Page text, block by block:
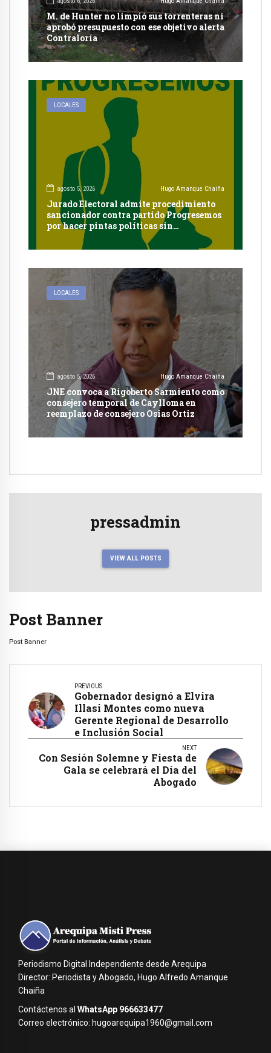
M. de Hunter no limpió sus torrenteras ni
aprobó presupuesto con ese objetivo alerta
Contraloría
LOCALES
agosto 5, 2026 Hugo Amanque Chaiña
Jurado Electoral admite procedimiento
sancionador contra partido Progresemos
por hacer pintas políticas sin
autorización en Cayma
LOCALES
agosto 5, 2026 Hugo Amanque Chaiña
JNE convoca a Rigoberto Sarmiento como
consejero temporal de Caylloma en
reemplazo de consejero Osias Ortiz
pressadmin
VIEW ALL POSTS
Post Banner
Post Banner
PREVIOUS
Gobernador designó a Elvira
Illasi Montes como nueva
Gerente Regional de Desarrollo
e Inclusión Social
NEXT
Con Sesión Solemne y Fiesta de
Gala se celebrará el Día del
Abogado
Periodismo Digital Independiente desde Arequipa
Director: Periodista y Abogado, Hugo Alfredo Amanque
Chaiña
Contáctenos al WhatsApp 966633477
Correo electrónico: hugoarequipa1960@gmail.com